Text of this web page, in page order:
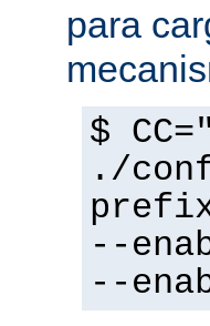
para
$
./
--
--